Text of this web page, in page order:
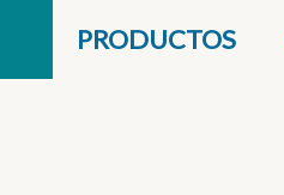
PRODUCTOS